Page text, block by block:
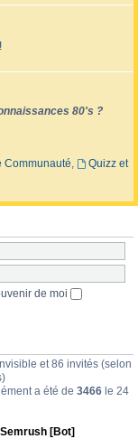
80's ?
Communauté,
Quizz et
de moi
et 86 invités (selon
a été de 3466 le 24
Semrush [Bot]